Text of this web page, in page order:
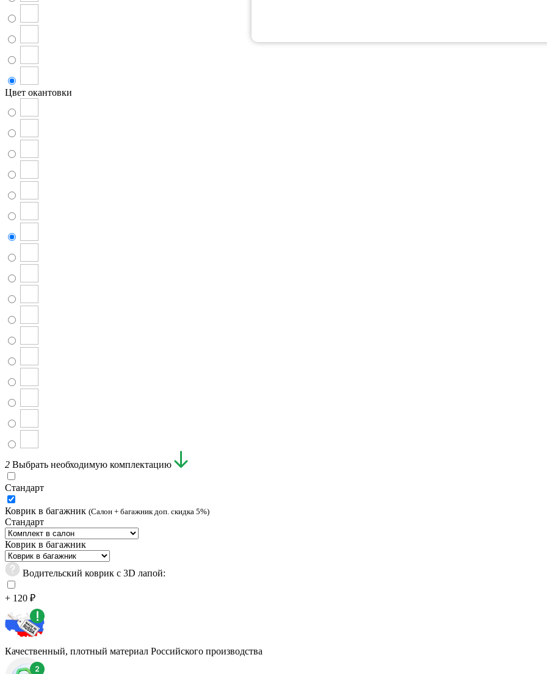
Цвет окантовки
2 Выбрать необходимую комплектацию
Стандарт
Коврик в багажник (Салон + багажник доп. скидка 5%)
Стандарт
Коврик в багажник
Водительский коврик с 3D лапой:
+ 120 ₽
Качественный, плотный материал Российского производства